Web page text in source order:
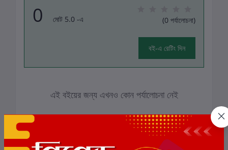
0 মোট 5.0 -এ (0 পর্যালোচনা)
বই-এ রেটিং দিন
এই বইয়ের জন্য এখনও কোন পর্যালোচনা নেই
সংশ্লিষ্ট বই